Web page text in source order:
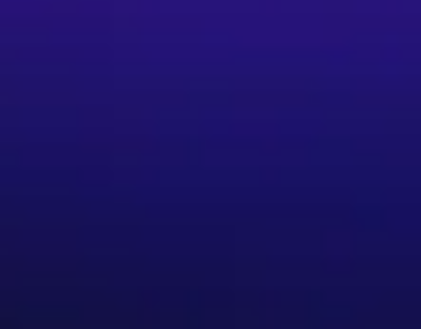
- 變更權利：如遇不可抗力因素或其他特殊情況，主辦單位有權變更演出舞星及
醒 - 超商購票每筆訂單最多可訂購8張票券；如需一次購買超過8張，請改以分銷
點數等細節，請以主辦單位及售票平台（OPENTIX）之規定與頁面公告為準。